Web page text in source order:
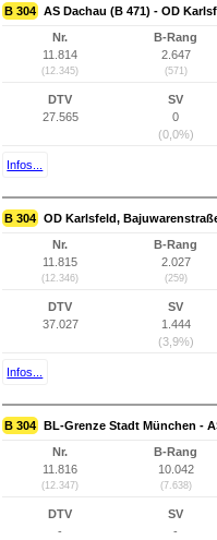
B 304 AS Dachau (B 471) - OD
Nr.
11.814
(12.345)
B-Rang
2.647
(571)
DTV
27.565
SV
0
(0,0%)
Infos...
B 304 OD Karlsfeld,
Nr.
11.815
(12.346)
B-Rang
2.027
(259)
DTV
37.027
SV
1.444
(3,9%)
Infos...
B 304 BL-Grenze Stadt München -
Nr.
11.816
(12.347)
B-Rang
10.042
(7.638)
DTV
-
SV
-